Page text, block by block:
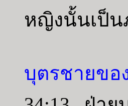
หญิงนั้นเป็น
บุตรชายขอ